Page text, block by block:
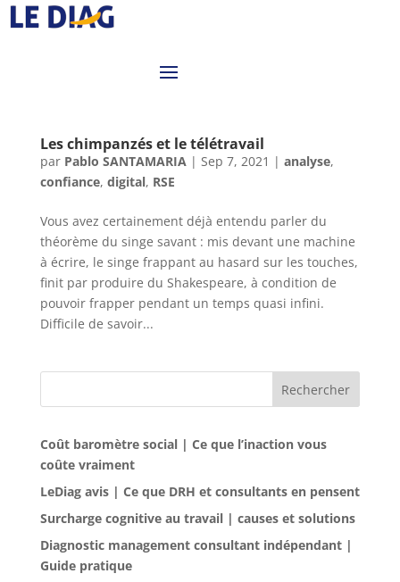
Les chimpanzés et le télétravail
par Pablo SANTAMARIA| Sep 7, 2021 | analyse,
confiance, digital, RSE
Vous avez certainement déjà entendu parler du
théorème du singe savant : mis devant une machine
à écrire, le singe frappant au hasard sur les touches,
finit par produire du Shakespeare, à condition de
pouvoir frapper pendant un temps quasi infini.
Difficile de savoir...
Rechercher
Coût baromètre social | Ce que l’inaction vous
coûte vraiment
LeDiag avis | Ce que DRH et consultants en pensent
Surcharge cognitive au travail | causes et solutions
Diagnostic management consultant indépendant |
Guide pratique